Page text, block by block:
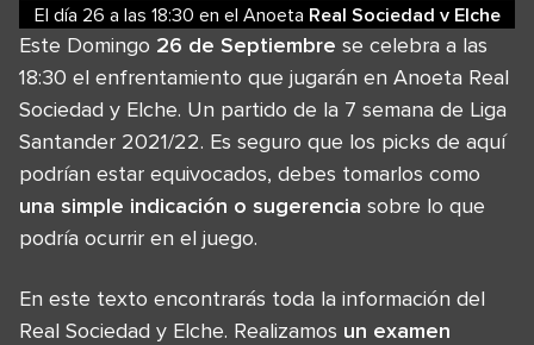
El día 26 a las 18:30 en el Anoeta Real Sociedad v Elche
Este Domingo 26 de Septiembre se celebra a las
18:30 el enfrentamiento que jugarán en Anoeta Real
Sociedad y Elche. Un partido de la 7 semana de Liga
Santander 2021/22. Es seguro que los picks de aquí
podrían estar equivocados, debes tomarlos como
una simple indicación o sugerencia sobre lo que
podría ocurrir en el juego.
En este texto encontrarás toda la información del
Real Sociedad y Elche. Realizamos un examen